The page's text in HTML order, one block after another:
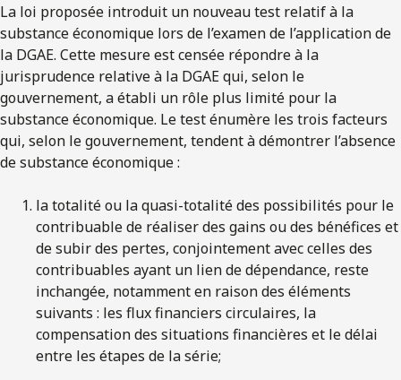
La loi proposée introduit un nouveau test relatif à la
substance économique lors de l’examen de l’application de
la DGAE. Cette mesure est censée répondre à la
jurisprudence relative à la DGAE qui, selon le
gouvernement, a établi un rôle plus limité pour la
substance économique. Le test énumère les trois facteurs
qui, selon le gouvernement, tendent à démontrer l’absence
de substance économique :
la totalité ou la quasi-totalité des possibilités pour le
contribuable de réaliser des gains ou des bénéfices et
de subir des pertes, conjointement avec celles des
contribuables ayant un lien de dépendance, reste
inchangée, notamment en raison des éléments
suivants : les flux financiers circulaires, la
compensation des situations financières et le délai
entre les étapes de la série;